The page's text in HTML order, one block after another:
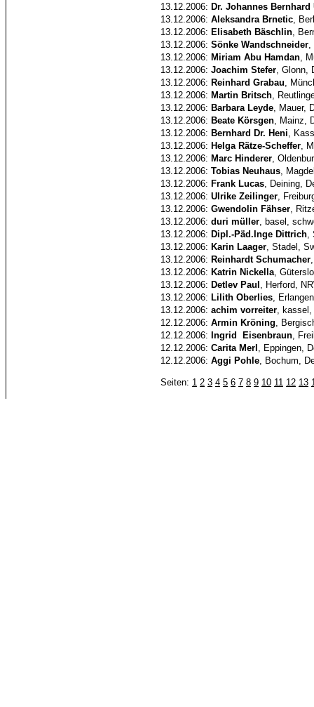
13.12.2006: Dr. Johannes Bernhard
13.12.2006: Aleksandra Brnetic ,
13.12.2006: Elisabeth Bäschlin ,
13.12.2006: Sönke Wandschneider
13.12.2006: Miriam Abu Hamdan ,
13.12.2006: Joachim Stefer , Glonn,
13.12.2006: Reinhard Grabau ,
13.12.2006: Martin Britsch ,
13.12.2006: Barbara Leyde , Mauer,
13.12.2006: Beate Körsgen , Mainz,
13.12.2006: Bernhard Dr. Heni ,
13.12.2006: Helga Rätze-Scheffer ,
13.12.2006: Marc Hinderer ,
13.12.2006: Tobias Neuhaus ,
13.12.2006: Frank Lucas , Deining,
13.12.2006: Ulrike Zeilinger ,
13.12.2006: Gwendolin Fähser ,
13.12.2006: duri müller , basel,
13.12.2006: Dipl.-Päd.Inge Dittrich
13.12.2006: Karin Laager , Stadel,
13.12.2006: Reinhardt Schumacher
13.12.2006: Katrin Nickella ,
13.12.2006: Detlev Paul
, Herford,
13.12.2006: Lilith Oberlies ,
13.12.2006: achim vorreiter ,
12.12.2006: Armin Kröning ,
12.12.2006: Ingrid Eisenbraun ,
12.12.2006: Carita Merl
, Eppingen,
12.12.2006: Aggi Pohle , Bochum,
Seiten: 1 2 3 4 5 6 7 8 9 10 11 12 13